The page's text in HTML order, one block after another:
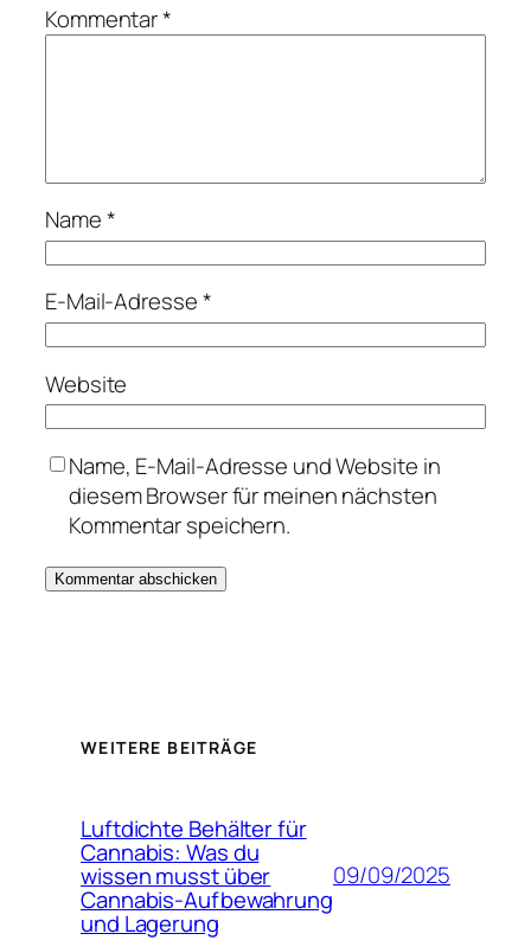
Kommentar*
Name*
E-Mail-Adresse*
Website
Name, E-Mail-Adresse und Website in
diesem Browser für meinen nächsten
Kommentar speichern.
WEITERE BEITRÄGE
Luftdichte Behälter für
Cannabis: Was du
wissen musst über
Cannabis-Aufbewahrung
und Lagerung
09/09/2025